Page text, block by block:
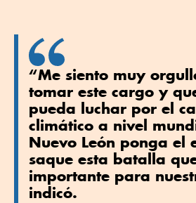
“Me siento muy
tomar este cargo y
pueda luchar por el
climático a nivel
Nuevo León ponga el
saque esta batalla
importante para
indicó.